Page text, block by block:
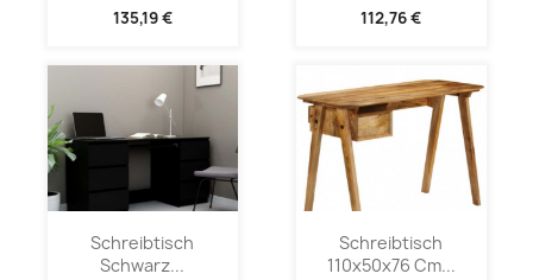
135,19 € 112,76 €
Schreibtisch
Schwarz...
Schreibtisch
110x50x76 Cm...